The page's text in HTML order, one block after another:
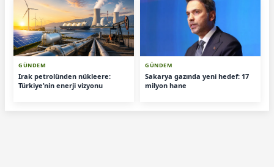
GÜNDEM
Irak petrolünden nükleere:
Türkiye’nin enerji vizyonu
GÜNDEM
Sakarya gazında yeni hedef: 17
milyon hane